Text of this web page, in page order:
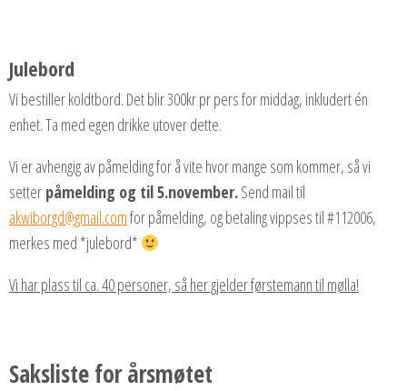
Julebord
Vi bestiller koldtbord. Det blir 300kr pr pers for middag, inkludert én
enhet. Ta med egen drikke utover dette.
Vi er avhengig av påmelding for å vite hvor mange som kommer, så vi
setter påmelding og til 5.november.Send mail til
akwiborgd@gmail.comfor påmelding, og betaling vippses til #112006,
merkes med *julebord*
Vi har plass til ca. 40 personer, så her gjelder førstemann til mølla!
Saksliste for årsmøtet